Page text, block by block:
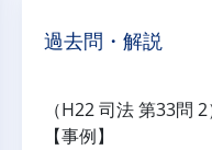
過去問・解説
（H22 司法 第33問 2
【事例】